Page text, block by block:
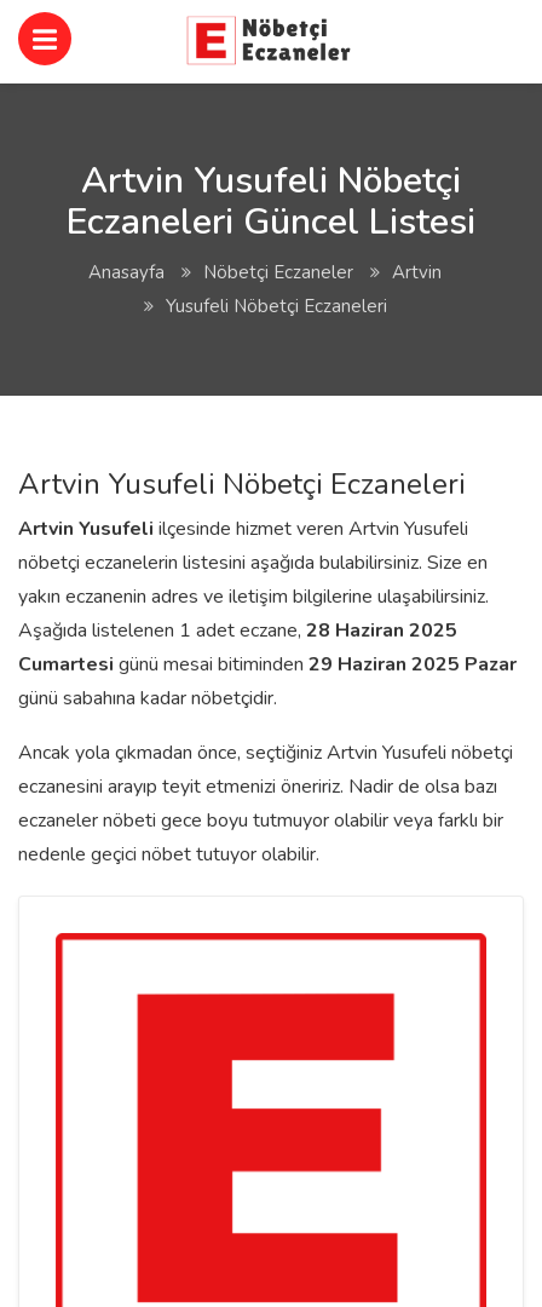
Artvin Yusufeli Nöbetçi
Eczaneleri Güncel Listesi
Anasayfa Nöbetçi Eczaneler
Artvin
Yusufeli Nöbetçi Eczaneleri
Artvin Yusufeli Nöbetçi Eczaneleri
Artvin Yusufeli ilçesinde hizmet veren Artvin Yusufeli
nöbetçi eczanelerin listesini aşağıda bulabilirsiniz. Size en
yakın eczanenin adres ve iletişim bilgilerine ulaşabilirsiniz.
Aşağıda listelenen 1 adet eczane, 28 Haziran 2025
Cumartesi günü mesai bitiminden 29 Haziran 2025 Pazar
günü sabahına kadar nöbetçidir.
Ancak yola çıkmadan önce, seçtiğiniz Artvin Yusufeli nöbetçi
eczanesini arayıp teyit etmenizi öneririz. Nadir de olsa bazı
eczaneler nöbeti gece boyu tutmuyor olabilir veya farklı bir
nedenle geçici nöbet tutuyor olabilir.